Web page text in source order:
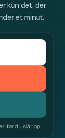
kun det, der
et minut.
før du slår op.